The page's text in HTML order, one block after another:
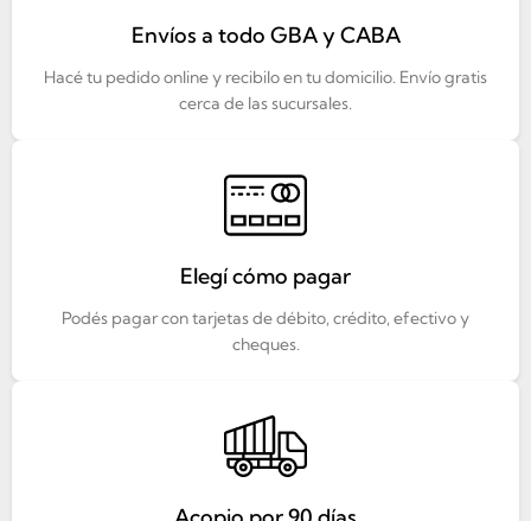
Envíos a todo GBA y CABA
Hacé tu pedido online y recibilo en tu domicilio. Envío gratis
cerca de las sucursales.
Elegí cómo pagar
Podés pagar con tarjetas de débito, crédito, efectivo y
cheques.